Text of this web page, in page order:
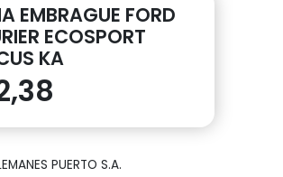
EMBRAGUE FORD
ECOSPORT
KA
PUERTO S.A.